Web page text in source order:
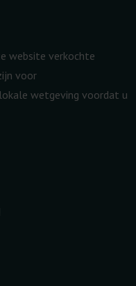
website verkochte
voor
wetgeving voordat u